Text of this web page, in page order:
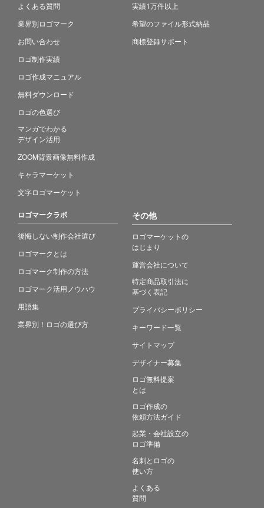
よくある質問
業界別ロゴマーク
お問い合わせ
ロゴ制作実績
ロゴ作成マニュアル
無料ダウンロード
ロゴの色選び
マンガでわかる
デザイン活用
ZOOM背景画像無料作成
キャラマーケット
文字ロゴマーケット
実績1万件以上
希望のファイル形式納品
商標登録サポート
ロゴマークラボ
後悔しない制作会社選び
ロゴマークとは
ロゴマーク制作の方法
ロゴマーク活用ノウハウ
用語集
業界別！ロゴの選び方
その他
ロゴマーケットの
はじまり
運営会社について
特定商品取引法に
基づく表記
プライバシーポリシー
キーワード一覧
サイトマップ
デザイナー募集
ロゴ無料提案
とは
ロゴ作成の
依頼方法ガイド
起業・会社設立の
ロゴ準備
名刺とロゴの
使い方
よくある
質問